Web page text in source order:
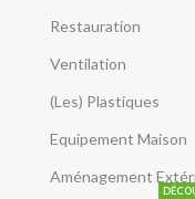
Restauration
Ventilation
(Les) Plastiques
Equipement Maison
Aménagement